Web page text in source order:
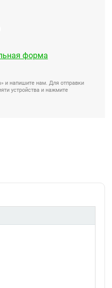
форма
и напишите нам. Для отправки
устройства и нажмите